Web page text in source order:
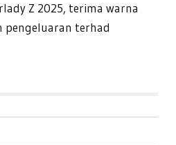
Z 2025, terima warna
pengeluaran terhad